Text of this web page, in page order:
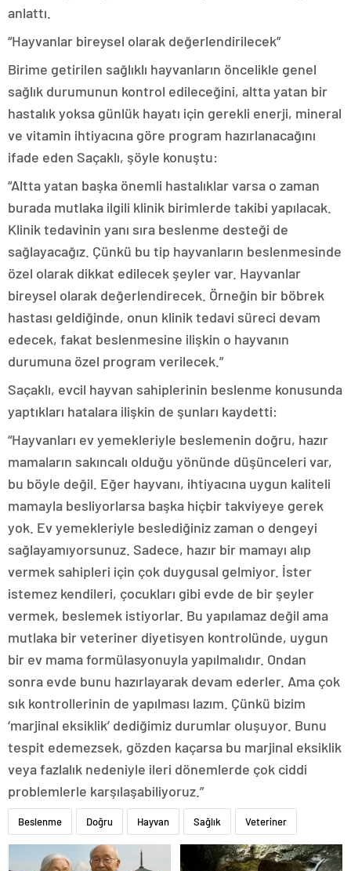
anlattı.
“Hayvanlar bireysel olarak değerlendirilecek”
Birime getirilen sağlıklı hayvanların öncelikle genel
sağlık durumunun kontrol edileceğini, altta yatan bir
hastalık yoksa günlük hayatı için gerekli enerji, mineral
ve vitamin ihtiyacına göre program hazırlanacağını
ifade eden Saçaklı, şöyle konuştu:
“Altta yatan başka önemli hastalıklar varsa o zaman
burada mutlaka ilgili klinik birimlerde takibi yapılacak.
Klinik tedavinin yanı sıra beslenme desteği de
sağlayacağız. Çünkü bu tip hayvanların beslenmesinde
özel olarak dikkat edilecek şeyler var. Hayvanlar
bireysel olarak değerlendirecek. Örneğin bir böbrek
hastası geldiğinde, onun klinik tedavi süreci devam
edecek, fakat beslenmesine ilişkin o hayvanın
durumuna özel program verilecek.”
Saçaklı, evcil hayvan sahiplerinin beslenme konusunda
yaptıkları hatalara ilişkin de şunları kaydetti:
“Hayvanları ev yemekleriyle beslemenin doğru, hazır
mamaların sakıncalı olduğu yönünde düşünceleri var,
bu böyle değil. Eğer hayvanı, ihtiyacına uygun kaliteli
mamayla besliyorlarsa başka hiçbir takviyeye gerek
yok. Ev yemekleriyle beslediğiniz zaman o dengeyi
sağlayamıyorsunuz. Sadece, hazır bir mamayı alıp
vermek sahipleri için çok duygusal gelmiyor. İster
istemez kendileri, çocukları gibi evde de bir şeyler
vermek, beslemek istiyorlar. Bu yapılamaz değil ama
mutlaka bir veteriner diyetisyen kontrolünde, uygun
bir ev mama formülasyonuyla yapılmalıdır. Ondan
sonra evde bunu hazırlayarak devam ederler. Ama çok
sık kontrollerinin de yapılması lazım. Çünkü bizim
‘marjinal eksiklik’ dediğimiz durumlar oluşuyor. Bunu
tespit edemezsek, gözden kaçarsa bu marjinal eksiklik
veya fazlalık nedeniyle ileri dönemlerde çok ciddi
problemlerle karşılaşabiliyoruz.”
Beslenme Doğru Hayvan Sağlık Veteriner